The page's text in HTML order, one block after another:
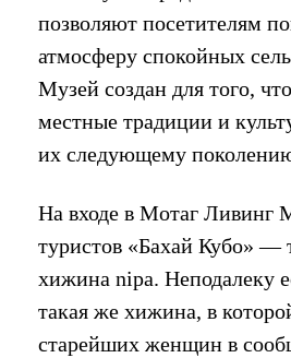
позволяют посетителям
атмосферу спокойных
Музей создан для того,
местные традиции и
их следующему
На входе в Мотаг Ливинг
туристов «Бахай Кубо» —
хижина nipa. Неподалеку
такая же хижина, в
старейших женщин в